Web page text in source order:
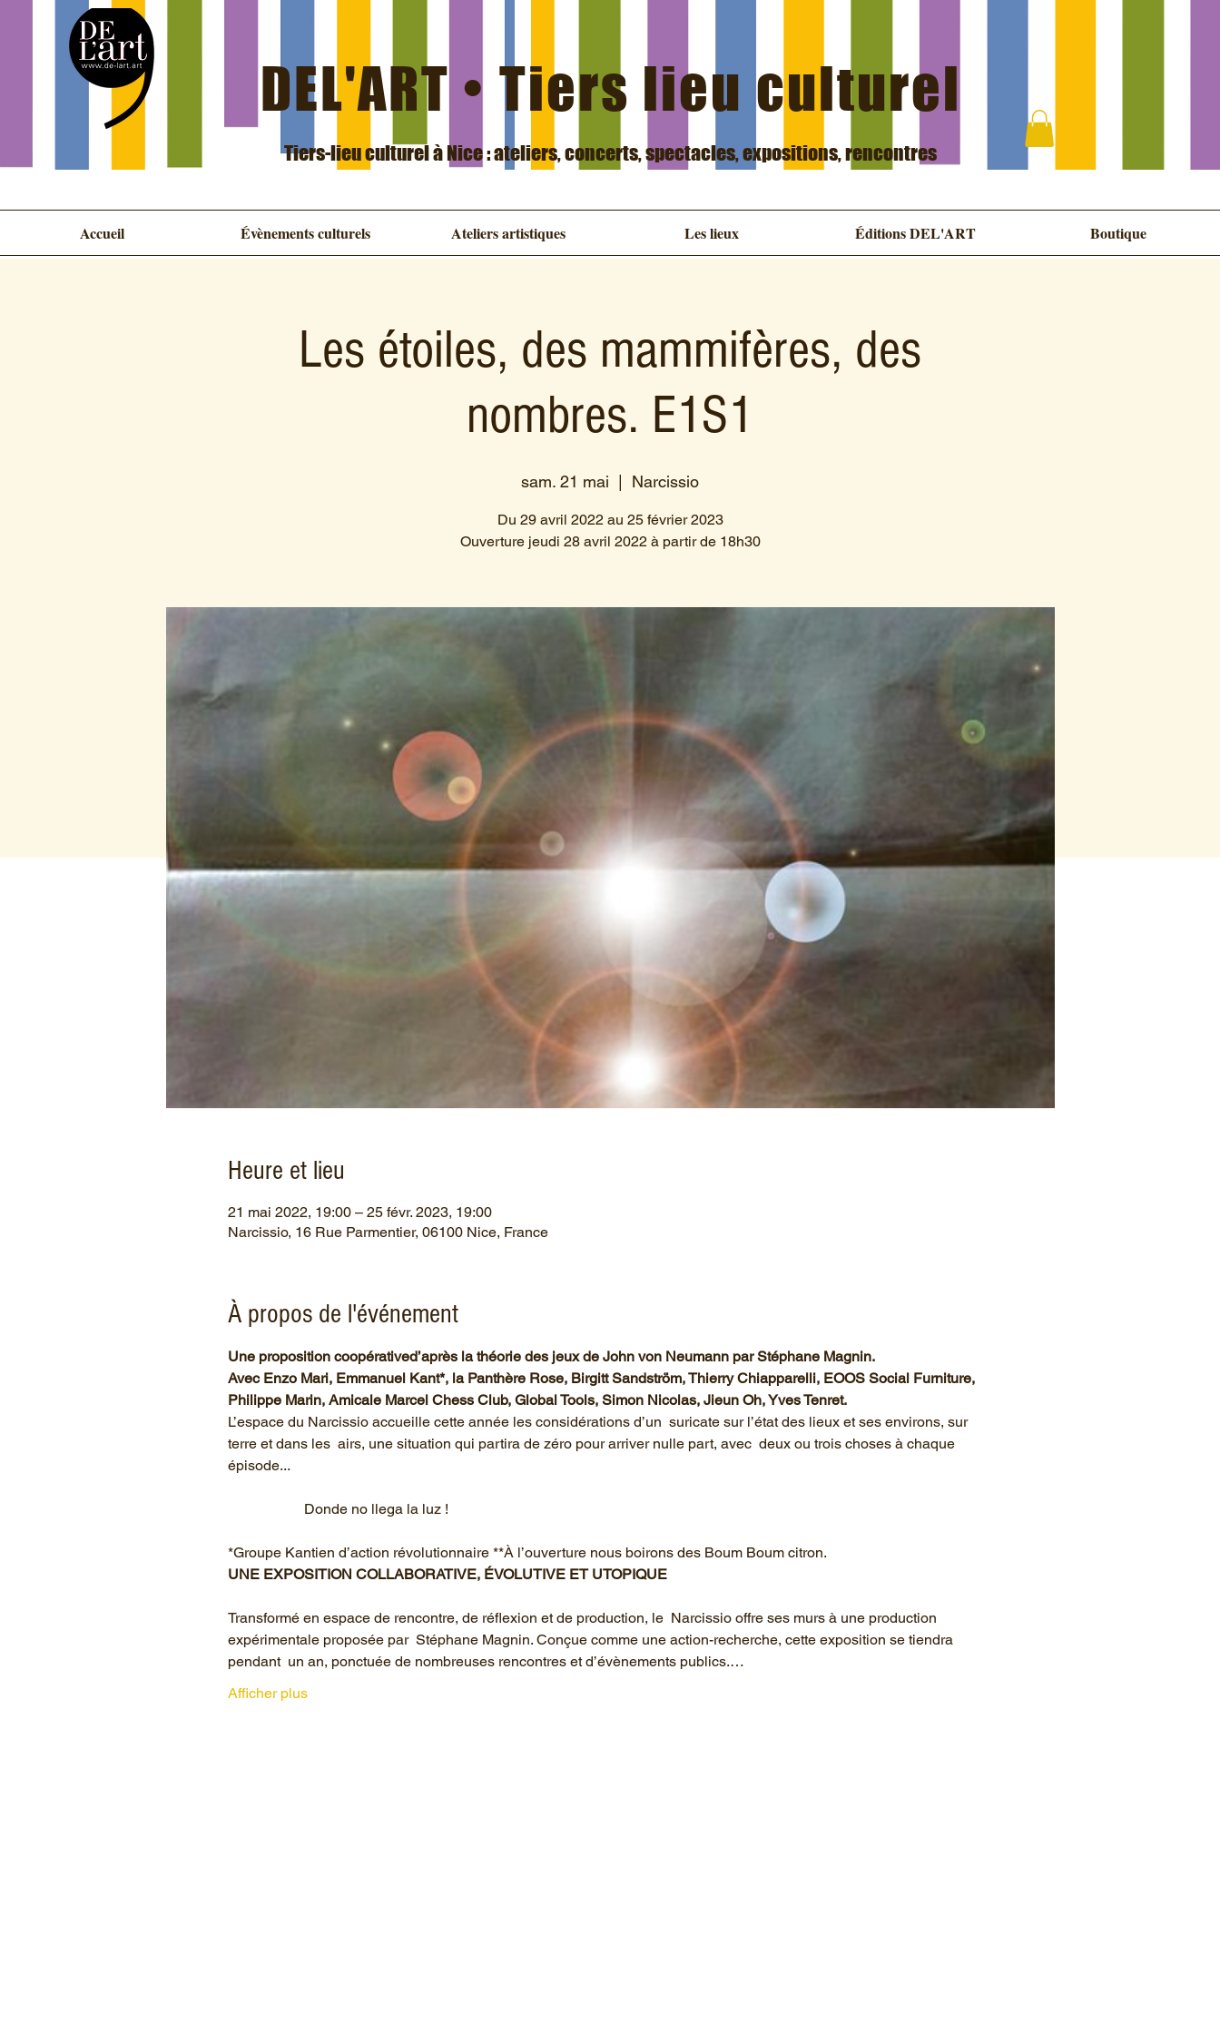
DEL'ART • Tiers lieu culturel
Tiers-lieu culturel à Nice : ateliers, concerts, spectacles, expositions, rencontres
Accueil Évènements culturels Ateliers artistiques Les lieux Éditions DEL'ART Boutique
Les étoiles, des mammifères, des
nombres. E1S1
sam. 21 mai
  |
Narcissio
Du 29 avril 2022 au 25 février 2023
Ouverture jeudi 28 avril 2022 à partir de 18h30
Heure et lieu
21 mai 2022, 19:00 – 25 févr. 2023, 19:00
Narcissio, 16 Rue Parmentier, 06100 Nice, France
À propos de l'événement
Une proposition coopératived’après la théorie des jeux de John von Neumann par Stéphane Magnin.
Avec Enzo Mari, Emmanuel Kant*, la Panthère Rose, Birgitt Sandström, Thierry Chiapparelli, EOOS Social Furniture,
Philippe Marin, Amicale Marcel Chess Club, Global Tools, Simon Nicolas, Jieun Oh, Yves Tenret.
L’espace du Narcissio accueille cette année les considérations d’un  suricate sur l’état des lieux et ses environs, sur
terre et dans les  airs, une situation qui partira de zéro pour arriver nulle part, avec  deux ou trois choses à chaque
épisode...
*Groupe Kantien d’action révolutionnaire **À l’ouverture nous boirons des Boum Boum citron.
UNE EXPOSITION COLLABORATIVE, ÉVOLUTIVE ET UTOPIQUE
Transformé en espace de rencontre, de réflexion et de production, le  Narcissio offre ses murs à une production
expérimentale proposée par  Stéphane Magnin. Conçue comme une action-recherche, cette exposition se tiendra
pendant  un an, ponctuée de nombreuses rencontres et d’évènements publics.…
Afficher plus